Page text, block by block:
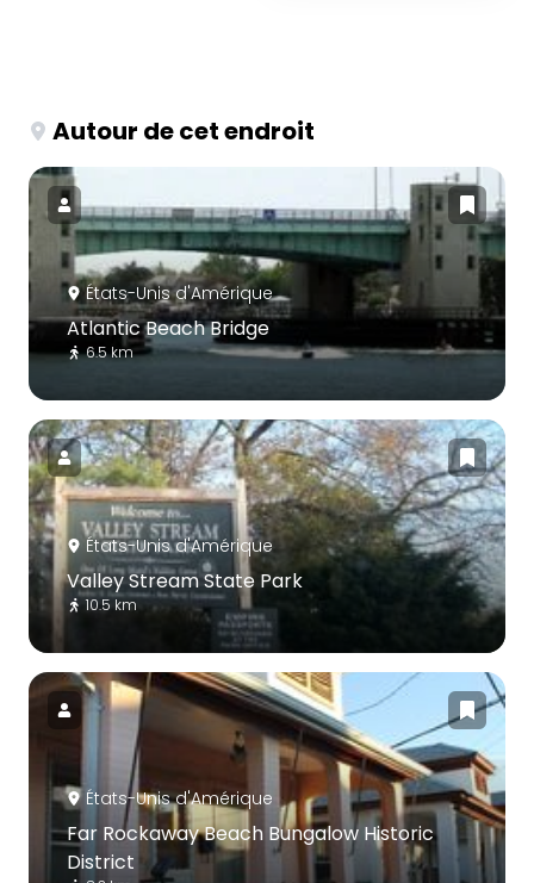
Autour de cet endroit
États-Unis d'Amérique
Atlantic Beach Bridge
6.5 km
États-Unis d'Amérique
Valley Stream State Park
10.5 km
États-Unis d'Amérique
Far Rockaway Beach Bungalow Historic
District